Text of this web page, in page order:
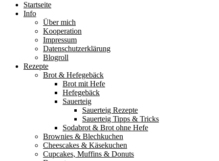
Startseite
Info
Über mich
Kooperation
Impressum
Datenschutzerklärung
Blogroll
Rezepte
Brot & Hefegebäck
Brot mit Hefe
Hefegebäck
Sauerteig
Sauerteig Rezepte
Sauerteig Tipps & Tricks
Sodabrot & Brot ohne Hefe
Brownies & Blechkuchen
Cheescakes & Käsekuchen
Cupcakes, Muffins & Donuts